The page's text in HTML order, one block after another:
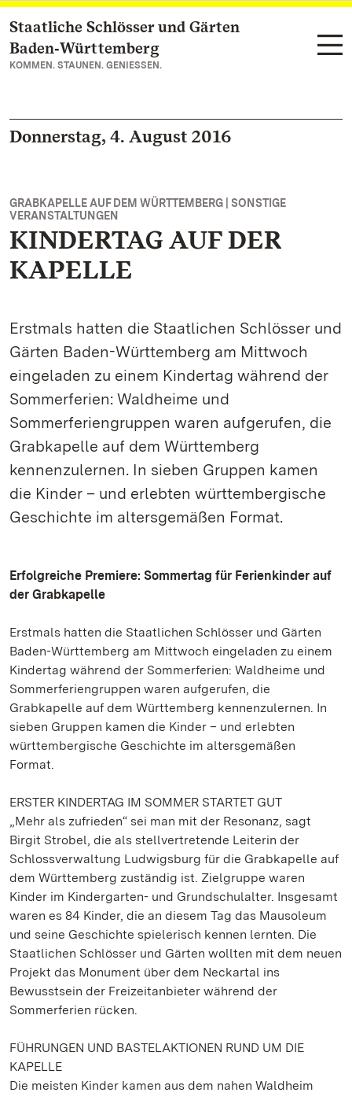
Zum Hauptinhalt springen
Staatliche Schlösser und Gärten
Baden‑Württemberg
KOMMEN. STAUNEN. GENIESSEN.
Donnerstag, 4. August 2016
GRABKAPELLE AUF DEM WÜRTTEMBERG | SONSTIGE
VERANSTALTUNGEN
KINDERTAG AUF DER
KAPELLE
Erstmals hatten die Staatlichen Schlösser und
Gärten Baden-Württemberg am Mittwoch
eingeladen zu einem Kindertag während der
Sommerferien: Waldheime und
Sommerferiengruppen waren aufgerufen, die
Grabkapelle auf dem Württemberg
kennenzulernen. In sieben Gruppen kamen
die Kinder – und erlebten württembergische
Geschichte im altersgemäßen Format.
Erfolgreiche Premiere: Sommertag für Ferienkinder auf
der Grabkapelle
Erstmals hatten die Staatlichen Schlösser und Gärten
Baden-Württemberg am Mittwoch eingeladen zu einem
Kindertag während der Sommerferien: Waldheime und
Sommerferiengruppen waren aufgerufen, die
Grabkapelle auf dem Württemberg kennenzulernen. In
sieben Gruppen kamen die Kinder – und erlebten
württembergische Geschichte im altersgemäßen
Format.
ERSTER KINDERTAG IM SOMMER STARTET GUT
„Mehr als zufrieden“ sei man mit der Resonanz, sagt
Birgit Strobel, die als stellvertretende Leiterin der
Schlossverwaltung Ludwigsburg für die Grabkapelle auf
dem Württemberg zuständig ist. Zielgruppe waren
Kinder im Kindergarten- und Grundschulalter. Insgesamt
waren es 84 Kinder, die an diesem Tag das Mausoleum
und seine Geschichte spielerisch kennen lernten. Die
Staatlichen Schlösser und Gärten wollten mit dem neuen
Projekt das Monument über dem Neckartal ins
Bewusstsein der Freizeitanbieter während der
Sommerferien rücken.
FÜHRUNGEN UND BASTELAKTIONEN RUND UM DIE
KAPELLE
Die meisten Kinder kamen aus dem nahen Waldheim